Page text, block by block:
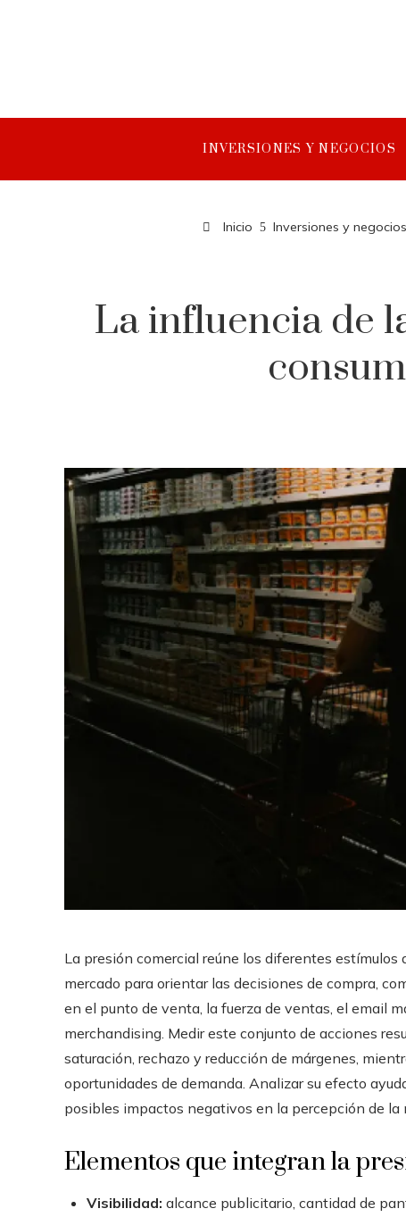
INVERSIONES Y NEGOCIOS
Inicio Inversiones y negocios
La influencia de
La presión comercial reúne los diferentes
mercado para orientar las decisiones de compra,
en el punto de venta, la fuerza de ventas, el email
merchandising. Medir este conjunto de acciones
saturación, rechazo y reducción de márgenes,
oportunidades de demanda. Analizar su efecto
posibles impactos negativos en la percepción de la
Elementos que integran la
Visibilidad: alcance publicitario, cantidad de